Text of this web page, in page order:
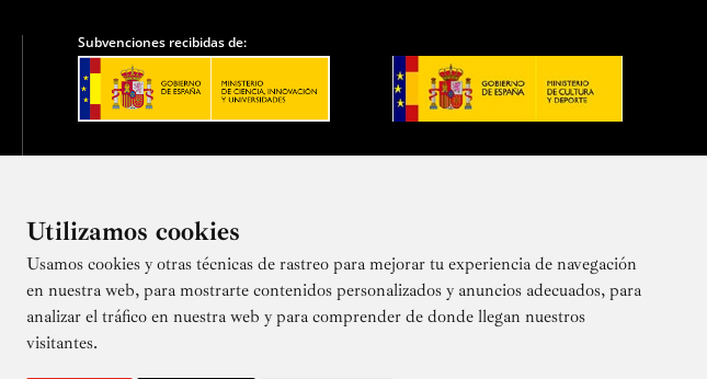
Utilizamos cookies
Usamos cookies y otras técnicas de rastreo para mejorar tu experiencia de navegación
en nuestra web, para mostrarte contenidos personalizados y anuncios adecuados, para
analizar el tráfico en nuestra web y para comprender de donde llegan nuestros
visitantes.
Subvenciones recibidas de:
Suscríbete a nuestra newsletter